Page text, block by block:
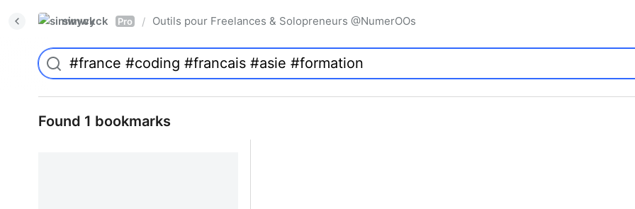
simwyck Pro / Outils pour Freelances & Solopreneurs @NumerOOs
Found 1 bookmarks